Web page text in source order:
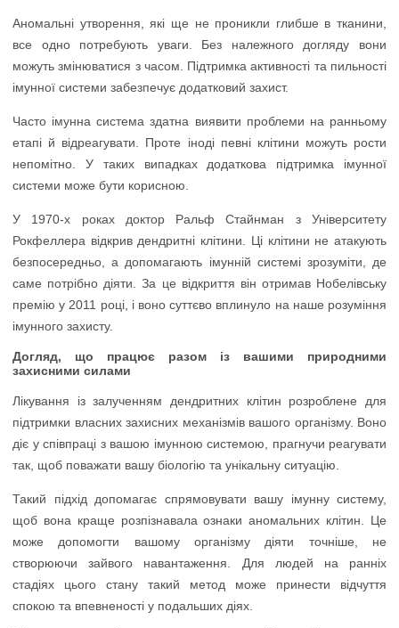
Аномальні утворення, які ще не проникли глибше в тканини,
все одно потребують уваги. Без належного догляду вони
можуть змінюватися з часом. Підтримка активності та пильності
імунної системи забезпечує додатковий захист.
Часто імунна система здатна виявити проблеми на ранньому
етапі й відреагувати. Проте іноді певні клітини можуть рости
непомітно. У таких випадках додаткова підтримка імунної
системи може бути корисною.
У 1970-х роках доктор Ральф Стайнман з Університету
Рокфеллера відкрив дендритні клітини. Ці клітини не атакують
безпосередньо, а допомагають імунній системі зрозуміти, де
саме потрібно діяти. За це відкриття він отримав Нобелівську
премію у 2011 році, і воно суттєво вплинуло на наше розуміння
імунного захисту.
Догляд, що працює разом із вашими природними
захисними силами
Лікування із залученням дендритних клітин розроблене для
підтримки власних захисних механізмів вашого організму. Воно
діє у співпраці з вашою імунною системою, прагнучи реагувати
так, щоб поважати вашу біологію та унікальну ситуацію.
Такий підхід допомагає спрямовувати вашу імунну систему,
щоб вона краще розпізнавала ознаки аномальних клітин. Це
може допомогти вашому організму діяти точніше, не
створюючи зайвого навантаження. Для людей на ранніх
стадіях цього стану такий метод може принести відчуття
спокою та впевненості у подальших діях.